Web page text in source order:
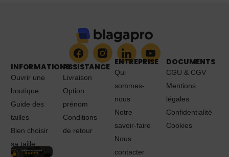
INFORMATIONS
Ouvrir une
boutique
Guide des
tailles
Bien choisir
sa taille
ASSISTANCE
Livraison
Option
prénom
Conditions
de retour
ENTREPRISE
Qui
sommes-
nous
Notre
savoir-faire
Nous
contacter
DOCUMENTS
CGU & CGV
Mentions
légales
Confidentialité
Cookies